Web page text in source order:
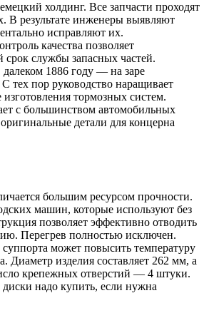
холдинг. Все запчасти проходят
В результате инженеры выявляют
исправляют их.
качества позволяет
срок службы запасных частей.
1886 году — на заре
тех пор руководство наращивает
тормозных систем.
с большинством автомобильных
детали для концерна
большим ресурсом прочности.
машин, которые используют без
позволяет эффективно отводить
Перегрев полностью исключен.
может повысить температуру
Диаметр изделия составляет 262 мм, а
крепежных отверстий — 4 штуки.
надо купить, если нужна